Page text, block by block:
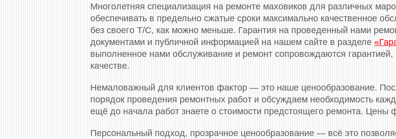
Многолетняя специализация на ремонте маховиков для различных
обеспечивать в предельно сжатые сроки максимально качественное
без своего Т/С, как можно меньше. Гарантия на проведенный нами
документами и публичной информацией на нашем сайте в разделе
выполненное нами обслуживание и ремонт сопровождаются
качестве.
Немаловажный для клиентов фактор — это наше ценообразование.
порядок проведения ремонтных работ и обсуждаем необходимость
ещё до начала работ знаете о стоимости предстоящего ремонта. Цены
Персональный подход, прозрачное ценообразование — всё это